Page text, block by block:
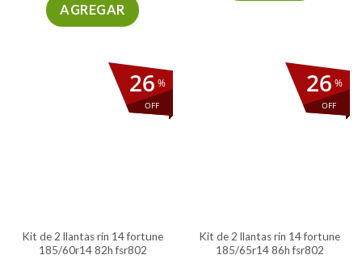
AGREGAR
%
OFF
26
kit de 2 llantas rin 14 fortune
185/60r14 82h fsr802
%
OFF
26
kit de 2 llantas rin 14 fortune
185/65r14 86h fsr802